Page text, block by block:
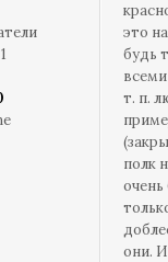
1
это
будь
т. п.
полк
очень
они.